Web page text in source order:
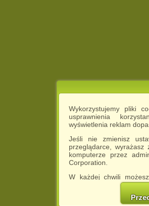
Wykorzystujemy pliki
usprawnienia
wyświetlenia reklam
Jeśli nie zmienisz
przeglądarce,
komputerze przez
Corporation.
W każdej chwili
cookies w swojej
w naszej
http://chomikuj.pl/